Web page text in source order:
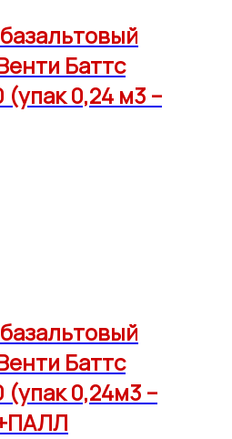
Баттс
0,24 м3 –
Баттс
0,24м3 –